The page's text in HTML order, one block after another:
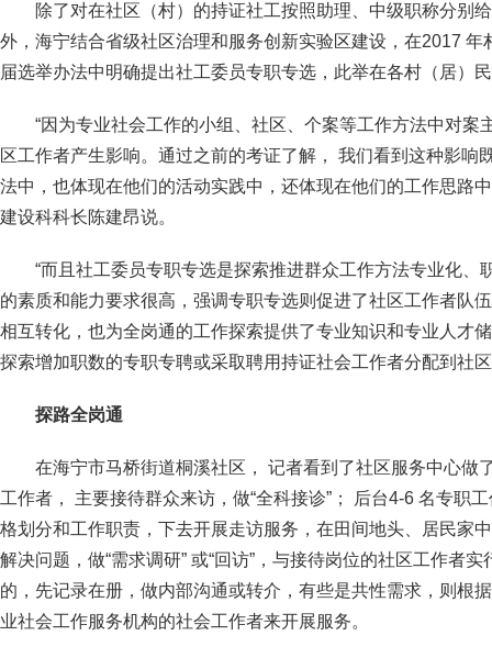
除了对在社区（村）的持证社工按照助理、中级职称分别
外，海宁结合省级社区治理和服务创新实验区建设，在2017
届选举办法中明确提出社工委员专职专选，此举在各村（居）
“因为专业社会工作的小组、社区、个案等工作方法中对案
区工作者产生影响。通过之前的考证了解， 我们看到这种影响
法中，也体现在他们的活动实践中，还体现在他们的工作思路
建设科科长陈建昂说。
“而且社工委员专职专选是探索推进群众工作方法专业化、
的素质和能力要求很高，强调专职专选则促进了社区工作者队
相互转化，也为全岗通的工作探索提供了专业知识和专业人才
探索增加职数的专职专聘或采取聘用持证社会工作者分配到社
探路全岗通
在海宁市马桥街道桐溪社区， 记者看到了社区服务中心做
工作者， 主要接待群众来访，做“全科接诊”； 后台4-6 名专职
格划分和工作职责，下去开展走访服务，在田间地头、居民家
解决问题，做“需求调研” 或“回访”，与接待岗位的社区工作者
的，先记录在册，做内部沟通或转介，有些是共性需求，则根
业社会工作服务机构的社会工作者来开展服务。